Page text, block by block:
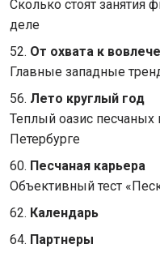
Сколько стоят занятия
деле
52. От охвата к
Главные западные
56. Лето круглый год
Теплый оазис песчаных
Петербурге
60. Песчаная карьера
Объективный тест
62. Календарь
64. Партнеры